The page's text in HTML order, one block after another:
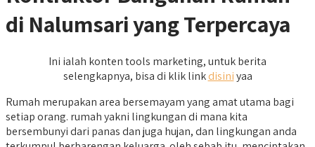
di Nalumsari yang Terpercaya
Ini ialah konten tools marketing, untuk berita
selengkapnya, bisa di klik linkdisiniyaa
Rumah merupakan area bersemayam yang amat utama bagi
setiap orang. rumah yakni lingkungan di mana kita
bersembunyi dari panas dan juga hujan, dan lingkungan anda